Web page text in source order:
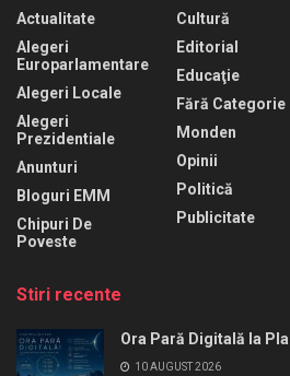
Actualitate
Alegeri
Europarlamentare
Alegeri Locale
Alegeri
Prezidentiale
Anunturi
Bloguri EMM
Chipuri De
Poveste
Cultură
Editorial
Educaţie
Fără Categorie
Monden
Opinii
Politică
Publicitate
Stiri recente
Ora Pară Digitală la
10 AUGUST 2026